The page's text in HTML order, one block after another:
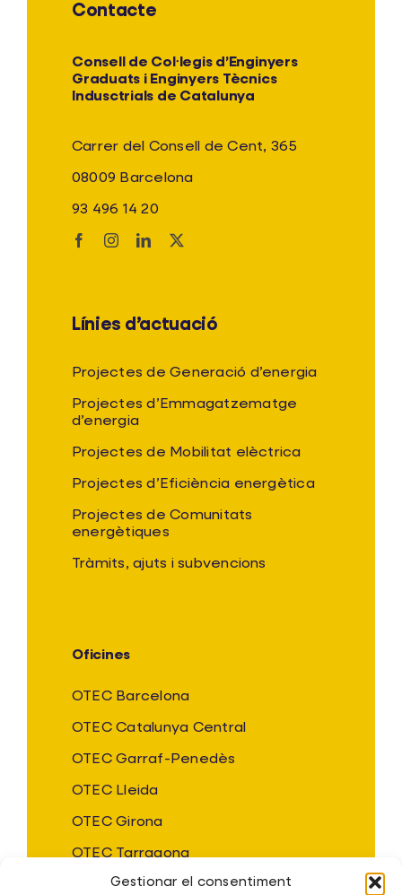
Gestionar el consentiment
Contacte
Consell de Col·legis d’Enginyers
Graduats i Enginyers Tècnics
Indusctrials de Catalunya
Carrer del Consell de Cent, 365
08009 Barcelona
93 496 14 20
Línies d’actuació
Projectes de Generació d’energia
Projectes d’Emmagatzematge
d’energia
Projectes de Mobilitat elèctrica
Projectes d’Eficiència energètica
Projectes de Comunitats
energètiques
Tràmits, ajuts i subvencions
Oficines
OTEC Barcelona
OTEC Catalunya Central
OTEC Garraf-Penedès
OTEC Lleida
OTEC Girona
OTEC Tarragona